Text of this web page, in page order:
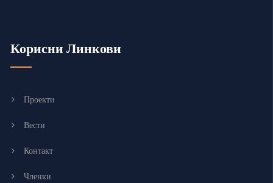
Корисни Линкови
Проекти
Вести
Контакт
Членки